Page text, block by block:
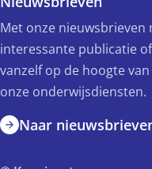
Met onze nieuwsbrieven
interessante publicatie
vanzelf op de hoogte
onze onderwijsdiensten.
Naar